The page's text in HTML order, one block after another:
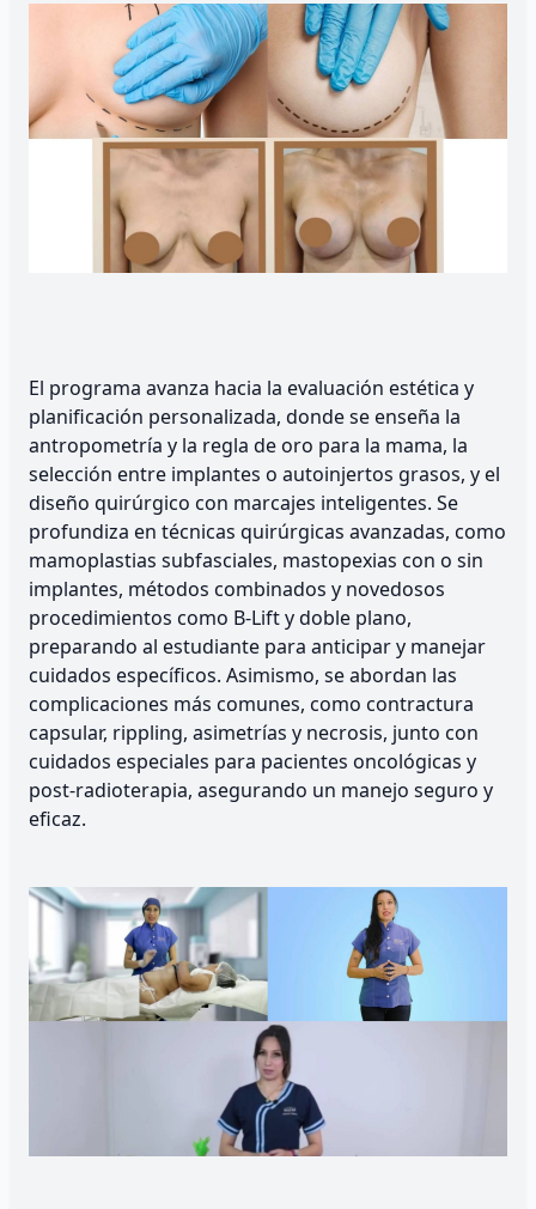
El programa avanza hacia la evaluación estética y
planificación personalizada, donde se enseña la
antropometría y la regla de oro para la mama, la
selección entre implantes o autoinjertos grasos, y el
diseño quirúrgico con marcajes inteligentes. Se
profundiza en técnicas quirúrgicas avanzadas, como
mamoplastias subfasciales, mastopexias con o sin
implantes, métodos combinados y novedosos
procedimientos como B-Lift y doble plano,
preparando al estudiante para anticipar y manejar
cuidados específicos. Asimismo, se abordan las
complicaciones más comunes, como contractura
capsular, rippling, asimetrías y necrosis, junto con
cuidados especiales para pacientes oncológicas y
post-radioterapia, asegurando un manejo seguro y
eficaz.